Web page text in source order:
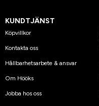
KUNDTJÄNST
Köpvillkor
Kontakta oss
Hållbarhetsarbete & ansvar
Om Hööks
Jobba hos oss